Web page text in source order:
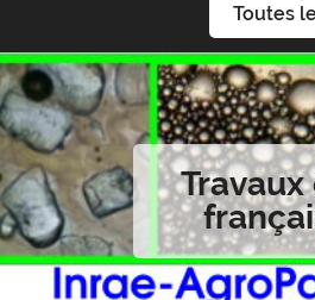
Toutes
Travaux